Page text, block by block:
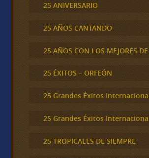
25 ANIVERSARIO
25 AÑOS CANTANDO
25 AÑOS CON LOS MEJORES
25 ÉXITOS – ORFEÓN
25 Grandes Éxitos
25 Grandes Éxitos
25 TROPICALES DE SIEMPRE